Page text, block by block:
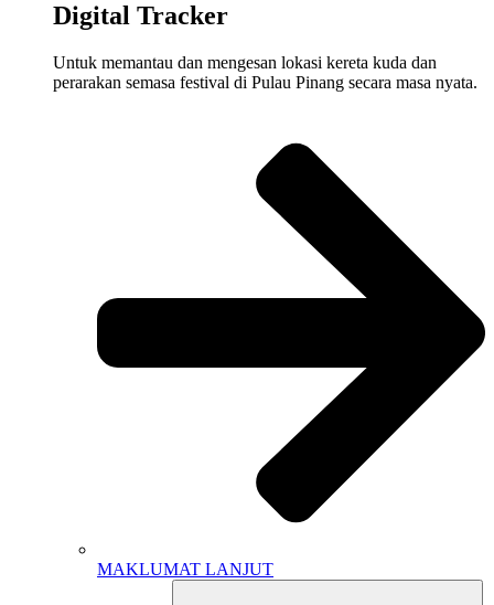
Digital Tracker
Untuk memantau dan mengesan lokasi kereta kuda dan
perarakan semasa festival di Pulau Pinang secara masa nyata.
MAKLUMAT LANJUT